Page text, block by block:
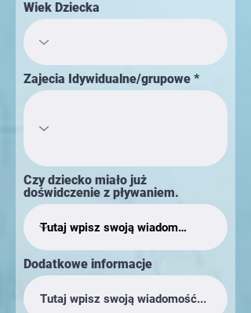
Wiek Dziecka
Zajecia Idywidualne/grupowe
Czy dziecko miało już
doświdczenie z pływaniem.
Dodatkowe informacje